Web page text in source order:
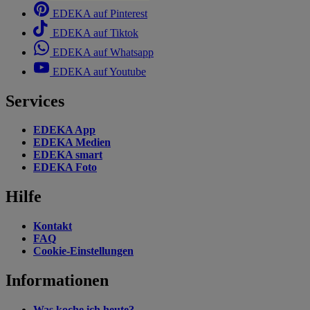
EDEKA auf Pinterest
EDEKA auf Tiktok
EDEKA auf Whatsapp
EDEKA auf Youtube
Services
EDEKA App
EDEKA Medien
EDEKA smart
EDEKA Foto
Hilfe
Kontakt
FAQ
Cookie-Einstellungen
Informationen